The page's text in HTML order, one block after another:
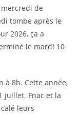
de
tombe après le
2026, ça a
le mardi 10
à 8h. Cette année,
juillet. Fnac et la
leurs